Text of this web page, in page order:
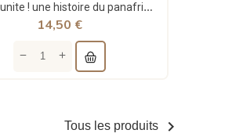
Africa unite ! une histoire du panafricanisme - poche - Amzat Boukari-yabara - La découverte
14,50 €
Tous les produits 